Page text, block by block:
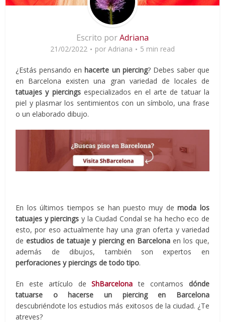
Escrito porAdriana
21/02/2022 por Adriana 5 min read
¿Estás pensando en hacerte un piercing? Debes saber que
en Barcelona existen una gran variedad de locales de
tatuajes y piercingsespecializados en el arte de tatuar la
piel y plasmar los sentimientos con un símbolo, una frase
o un elaborado dibujo.
En los últimos tiempos se han puesto muy demoda los
tatuajes y piercings y la Ciudad Condal se ha hecho eco de
esto, por eso actualmente hay una gran oferta y variedad
de estudios de tatuaje y piercing en Barcelonaen los que,
además de dibujos, también son expertos en
perforaciones y piercings de todo tipo.
En este artículo deShBarcelona te contamos dónde
tatuarse o hacerse un piercing en Barcelona
descubriéndote los estudios más exitosos de la ciudad. ¿Te
atreves?